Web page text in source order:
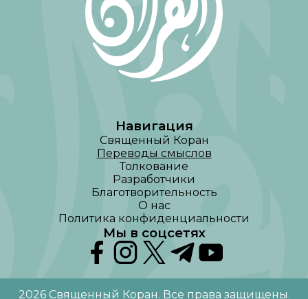
Навигация
Священный Коран
Переводы смыслов
Толкование
Разработчики
Благотворительность
О нас
Политика конфиденциальности
Мы в соцсетях
2026 Священный Коран. Все права защищены.